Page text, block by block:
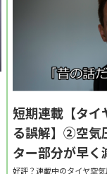
短期連載【タイ
る誤解】②空気
ター部分が早く
好評？連載中のタイヤ空